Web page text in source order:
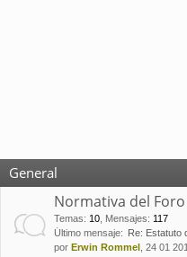
General
Normativa del Foro
Temas: 10 Mensajes: 117
Último mensaje:
Re: Estatuto
por Erwin Rommel , 24 01